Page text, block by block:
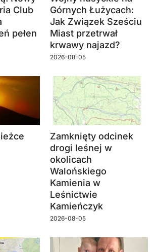
Club
pełen
Górnych Łużycach:
Jak Związek Sześciu
Miast przetrwał
krwawy najazd?
2026-08-05
Zamknięty odcinek
drogi leśnej w
okolicach
Walońskiego
Kamienia w
Leśnictwie
Kamieńczyk
2026-08-05